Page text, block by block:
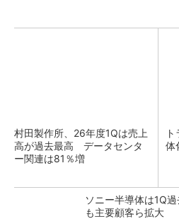
村田製作所、26年度1Qは売上
高が過去最高 データセンタ
ー関連は81％増
体
ソニー半導体は1Q
も主要顧客ら拡大